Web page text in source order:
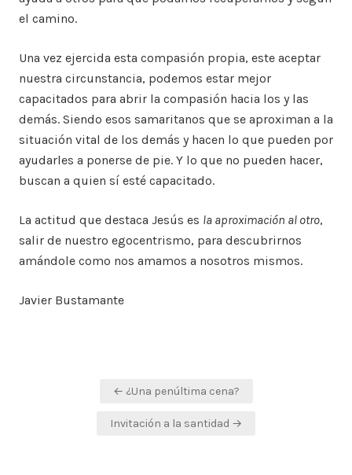
el camino.
Una vez ejercida esta compasión propia, este aceptar
nuestra circunstancia, podemos estar mejor
capacitados para abrir la compasión hacia los y las
demás. Siendo esos samaritanos que se aproximan a la
situación vital de los demás y hacen lo que pueden por
ayudarles a ponerse de pie. Y lo que no pueden hacer,
buscan a quien sí esté capacitado.
La actitud que destaca Jesús es la aproximación al otro,
salir de nuestro egocentrismo, para descubrirnos
amándole como nos amamos a nosotros mismos.
Javier Bustamante
Navegación← ¿Una penúltima cena?
Invitación a la santidad →